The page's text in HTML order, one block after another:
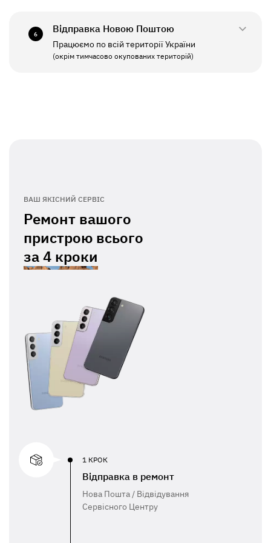
ПН - ПТ
СБ - НД
11:00 - 19:00
6 Відправка Новою Поштою
Працюємо по всій території України
(окрім тимчасово окупованих територій)
ВАШ ЯКІСНИЙ СЕРВІС
Ремонт вашого
пристрою всього
за4 кроки
1 КРОК
Відправка в ремонт
Нова Пошта / Відвідування
Сервісного Центру